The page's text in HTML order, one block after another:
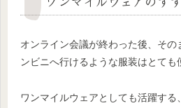
オンライン会議が終わった後、その
ンビニへ行けるような服装はとても
ワンマイルウェアとしても活躍する